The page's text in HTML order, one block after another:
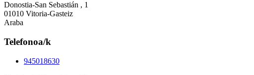
Donostia-San Sebastián , 1
01010 Vitoria-Gasteiz
Araba
Telefonoa/k
945018630